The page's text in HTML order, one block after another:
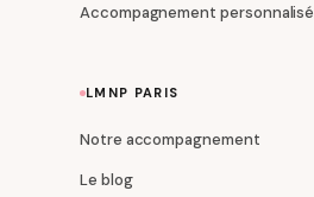
Accompagnement personnalisé
LMNP PARIS
Notre accompagnement
Le blog